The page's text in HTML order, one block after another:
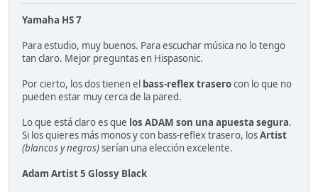
Yamaha HS 7
Para estudio, muy buenos. Para escuchar música no lo tengo
tan claro. Mejor preguntas en Hispasonic.
Por cierto, los dos tienen el bass-reflex traserocon lo que no
pueden estar muy cerca de la pared.
Lo que está claro es que los ADAM son una apuesta segura.
Si los quieres más monos y con bass-reflex trasero, losArtist
(blancos y negros)serían una elección excelente.
Adam Artist 5 Glossy Black